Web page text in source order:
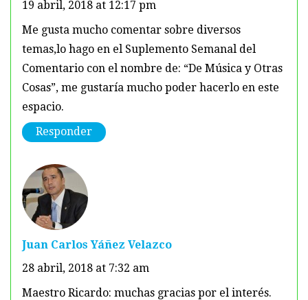
19 abril, 2018 at 12:17 pm
Me gusta mucho comentar sobre diversos
temas,lo hago en el Suplemento Semanal del
Comentario con el nombre de: “De Música y Otras
Cosas”, me gustaría mucho poder hacerlo en este
espacio.
Responder
Juan Carlos Yáñez Velazco
28 abril, 2018 at 7:32 am
Maestro Ricardo: muchas gracias por el interés.